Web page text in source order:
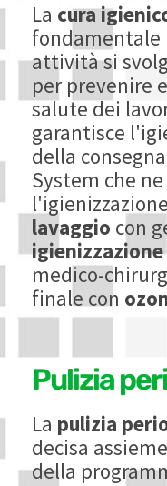
La cura
fondamentale
attività si
per prevenire
salute dei
garantisce
della
System che
lavaggio con
igienizzazione
medico-
finale con
Pulizia
La pulizia
decisa
della